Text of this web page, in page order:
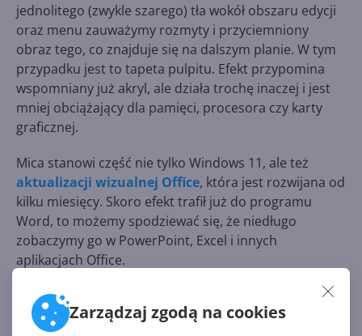
Zarządzaj zgodą na cookies
jednolitego (zwykle szarego) tła wokół obszaru edycji
oraz menu zauważymy rozmyty i przyciemniony
obraz tego, co znajduje się na dalszym planie. W tym
przypadku jest to tapeta pulpitu. Efekt przypomina
wspomniany już akryl, ale działa trochę inaczej i jest
mniej obciążający dla pamięci, procesora czy karty
graficznej.
Mica stanowi część nie tylko Windows 11, ale też
aktualizacji wizualnej Office, która jest rozwijana od
kilku miesięcy. Skoro efekt trafił już do programu
Word, to możemy spodziewać się, że niedługo
zobaczymy go w PowerPoint, Excel i innych
aplikacjach Office.
Źródło: